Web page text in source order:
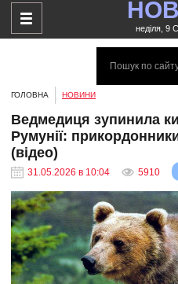
неділя, 9
ГОЛОВНА НОВИНИ
Ведмедиця зупинила
Румунії:
(відео)
31.05.2026 в 10:04 5910